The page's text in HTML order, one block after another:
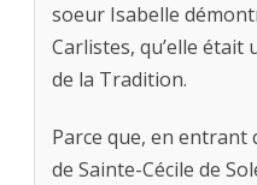
soeur Isabelle
Carlistes, qu’elle
de la Tradition.
Parce que, en entrant
de Sainte-Cécile de